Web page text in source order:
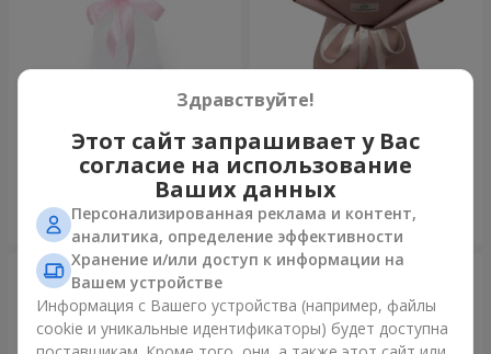
1 175 грн
Заказать
Букет "Нежный оттенок"
5 084 грн
Заказать
Здравствуйте!
Этот сайт запрашивает у Вас
согласие на использование
Ваших данных
Персонализированная реклама и контент,
аналитика, определение эффективности
Хранение и/или доступ к информации на
Вашем устройстве
Информация с Вашего устройства (например, файлы
cookie и уникальные идентификаторы) будет доступна